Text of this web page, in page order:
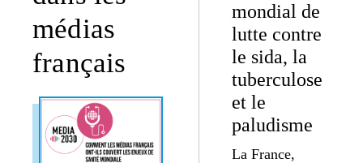
médias
français
mondial de
lutte contre
le sida, la
tuberculose
et le
paludisme
La France,